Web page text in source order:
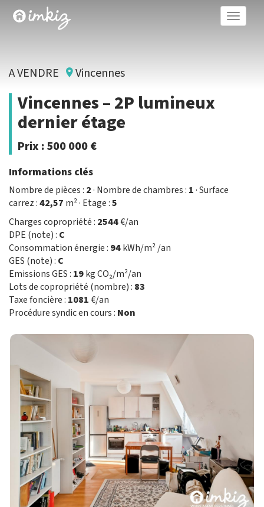
Toggle
A VENDRE Vincennes
Vincennes – 2P lumineux
dernier étage
Prix :500 000 €
Informations clés
Nombre de pièces : 2· Nombre de chambres : 1· Surface
carrez :42,57 m² · Etage :5
Charges copropriété : 2544€/an
DPE (note) : C
Consommation énergie : 94kWh/m² /an
GES (note) : C
Emissions GES : 19kg CO₂/m²/an
Lots de copropriété (nombre) : 83
Taxe foncière : 1081€/an
Procédure syndic en cours : Non